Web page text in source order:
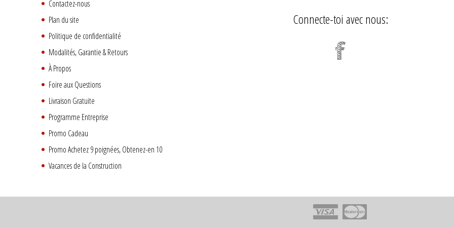
Contactez-nous
Plan du site
Politique de confidentialité
Modalités, Garantie & Retours
À Propos
Foire aux Questions
Livraison Gratuite
Programme Entreprise
Promo Cadeau
Promo Achetez 9 poignées, Obtenez-en 10
Vacances de la Construction
Connecte-toi avec nous: